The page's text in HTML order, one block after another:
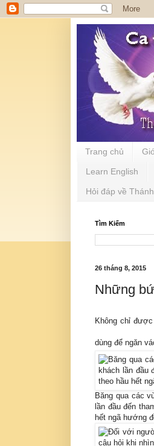
Trang chủ
Learn English
Hỏi đáp về
Tìm Kiếm
26 tháng 8, 2015
Những
Không chỉ
dùng để ngăn
Băng qua các
lần đầu đến
hết ngã hướng